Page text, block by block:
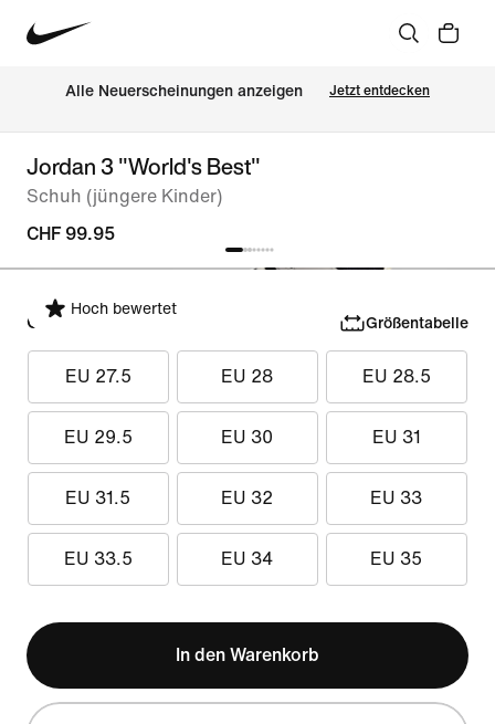
Alle Neuerscheinungen anzeigen Jetzt entdecken
Jordan 3 "World's Best"
Schuh (jüngere Kinder)
CHF 99.95
Hoch bewertet
Größe auswählen Größentabelle
EU 27.5 EU 28 EU 28.5
EU 29.5 EU 30 EU 31
EU 31.5 EU 32 EU 33
EU 33.5 EU 34 EU 35
In den Warenkorb